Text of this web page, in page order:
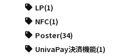
LP(1)
NFC(1)
Poster(34)
UnivaPay決済機能(1)